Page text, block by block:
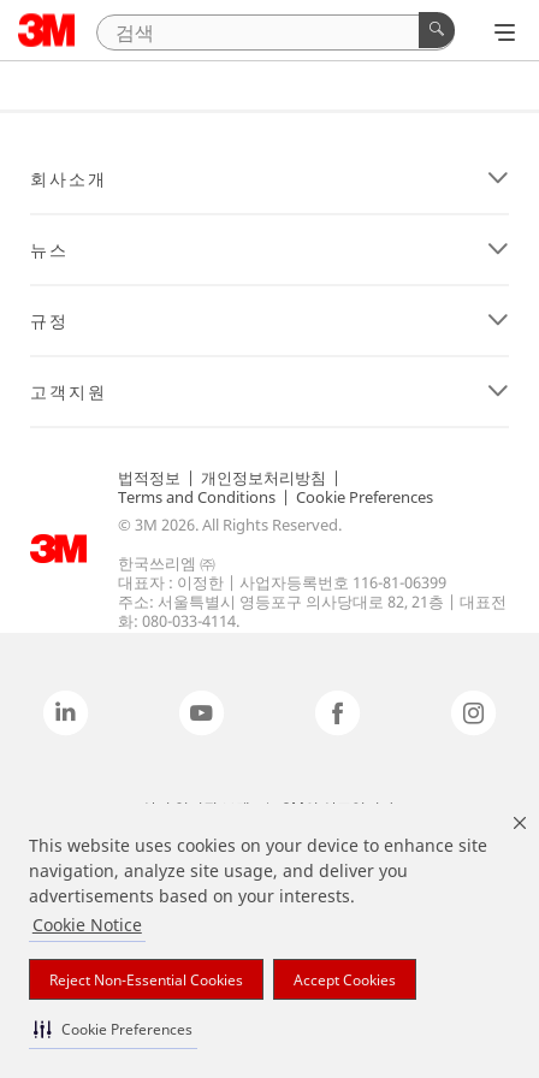
This website uses cookies on your device to enhance site
navigation, analyze site usage, and deliver you
advertisements based on your interests.
Cookie Notice
Reject Non-Essential Cookies Accept Cookies
Cookie Preferences
회사소개
뉴스
규정
고객지원
법적정보 | 개인정보처리방침 |
Terms and Conditions | Cookie Preferences
© 3M 2026. All Rights Reserved.
한국쓰리엠 ㈜
대표자 : 이정한 | 사업자등록번호 116-81-06399
주소: 서울특별시 영등포구 의사당대로 82, 21층 | 대표전
화: 080-033-4114.
상기 열거된 브랜드는 3M의 상표입니다.